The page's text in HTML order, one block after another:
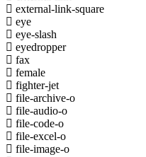
external-link-square
eye
eye-slash
eyedropper
fax
female
fighter-jet
file-archive-o
file-audio-o
file-code-o
file-excel-o
file-image-o